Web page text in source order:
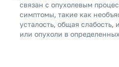
связан с опухолевым
симптомы, такие как
усталость, общая слабость,
или опухоли в